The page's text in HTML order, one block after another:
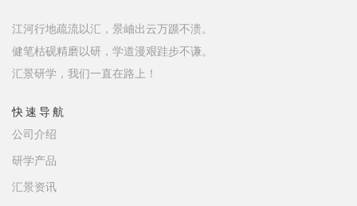
江河行地疏流以汇，景岫出云万踬不溃。
健笔枯砚精磨以研，学道漫艰跬步不谦。
汇景研学，我们一直在路上！
快速导航
公司介绍
研学产品
汇景资讯